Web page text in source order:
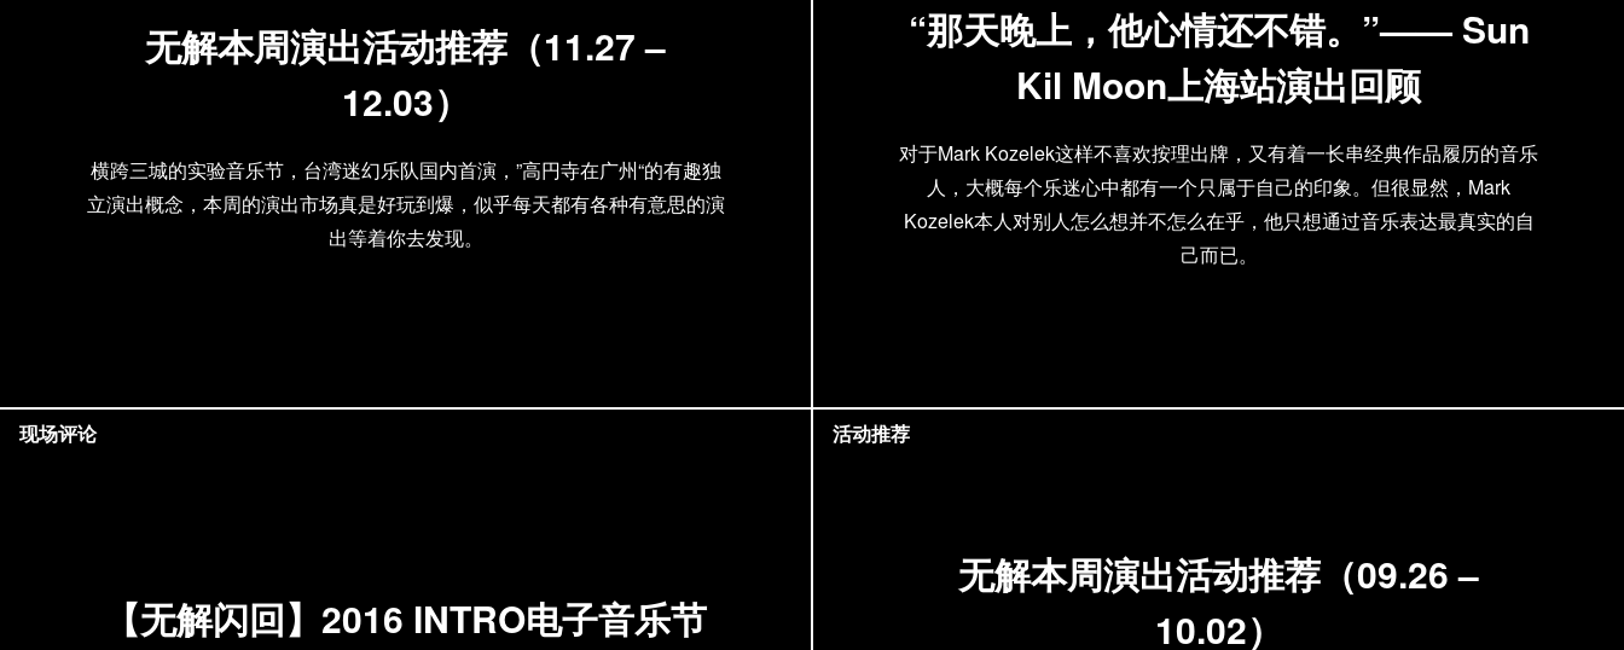
无解本周演出活动推荐（11.27 –
12.03）
横跨三城的实验音乐节，台湾迷幻乐队国内首演，”高円寺在广州“的有趣独
立演出概念，本周的演出市场真是好玩到爆，似乎每天都有各种有意思的演
出等着你去发现。
“那天晚上，他心情还不错。”—— Sun
Kil Moon上海站演出回顾
对于Mark Kozelek这样不喜欢按理出牌，又有着一长串经典作品履历的音乐
人，大概每个乐迷心中都有一个只属于自己的印象。但很显然，Mark
Kozelek本人对别人怎么想并不怎么在乎，他只想通过音乐表达最真实的自
己而已。
【无解闪回】2016 INTRO电子音乐节
现场评论
无解本周演出活动推荐（09.26 –
10.02）
活动推荐